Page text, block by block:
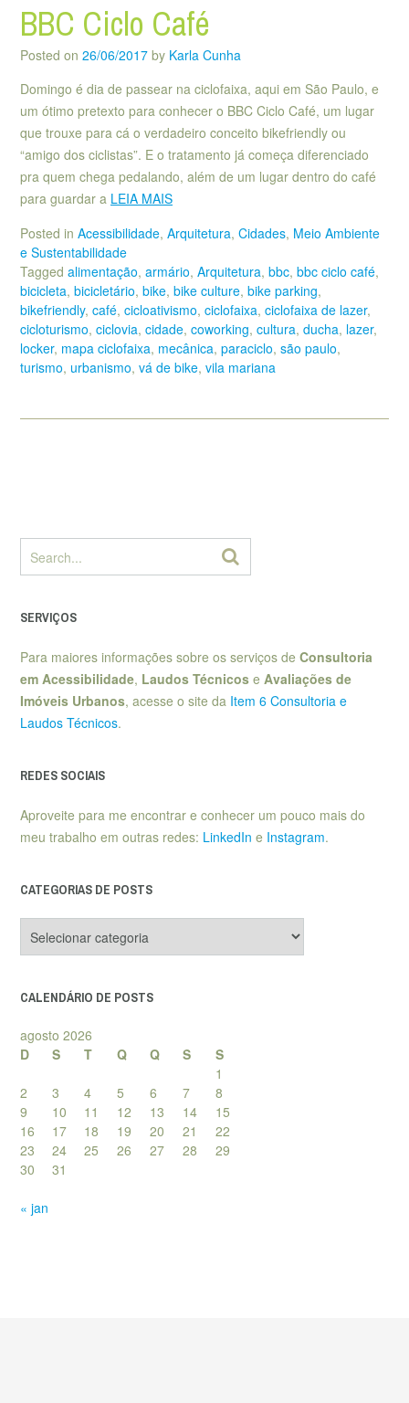
BBC Ciclo Café
Posted on 26/06/2017 by Karla Cunha
Domingo é dia de passear na ciclofaixa, aqui em São Paulo, e
um ótimo pretexto para conhecer o BBC Ciclo Café, um lugar
que trouxe para cá o verdadeiro conceito bikefriendly ou
“amigo dos ciclistas”. E o tratamento já começa diferenciado
pra quem chega pedalando, além de um lugar dentro do café
para guardar a LEIA MAIS
Posted in Acessibilidade, Arquitetura, Cidades, Meio Ambiente
e Sustentabilidade
Tagged alimentação, armário, Arquitetura, bbc, bbc ciclo café,
bicicleta, bicicletário, bike, bike culture, bike parking,
bikefriendly, café, cicloativismo, ciclofaixa, ciclofaixa de lazer,
cicloturismo, ciclovia, cidade, coworking, cultura, ducha, lazer,
locker, mapa ciclofaixa, mecânica, paraciclo, são paulo,
turismo, urbanismo, vá de bike, vila mariana
SERVIÇOS
Para maiores informações sobre os serviços de Consultoria
em Acessibilidade, Laudos Técnicos e Avaliações de
Imóveis Urbanos, acesse o site da Item 6 Consultoria e
Laudos Técnicos.
REDES SOCIAIS
Aproveite para me encontrar e conhecer um pouco mais do
meu trabalho em outras redes: LinkedIn e Instagram.
CATEGORIAS DE POSTS
de
CALENDÁRIO DE POSTS
agosto 2026
D
S T Q Q S
S
1
2
3 4 5 6 7
8
9
10 11 12 13 14
15
16
17 18 19 20 21
22
23
24 25 26 27 28
29
30
31
« jan